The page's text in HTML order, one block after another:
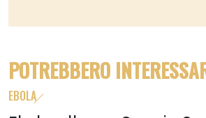
POTREBBERO
EBOLA